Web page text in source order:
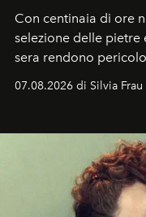
Con centinaia di ore
selezione delle
sera rendono
cognizione del
07.08.2026 di Silvia Frau